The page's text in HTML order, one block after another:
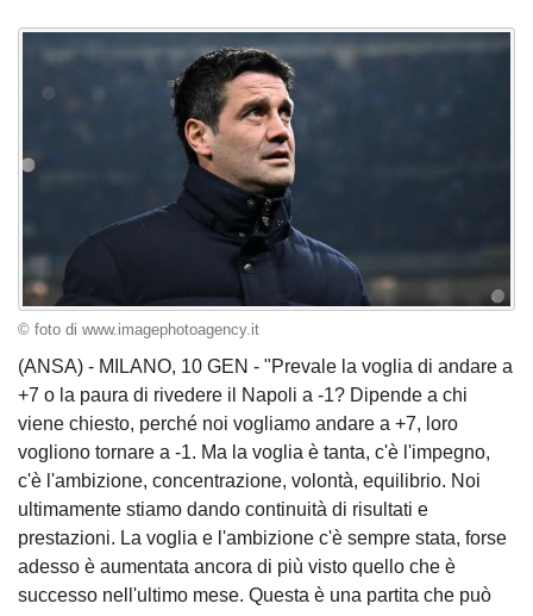
© foto di www.imagephotoagency.it
(ANSA) - MILANO, 10 GEN - "Prevale la voglia di andare a
+7 o la paura di rivedere il Napoli a -1? Dipende a chi
viene chiesto, perché noi vogliamo andare a +7, loro
vogliono tornare a -1. Ma la voglia è tanta, c'è l'impegno,
c'è l'ambizione, concentrazione, volontà, equilibrio. Noi
ultimamente stiamo dando continuità di risultati e
prestazioni. La voglia e l'ambizione c'è sempre stata, forse
adesso è aumentata ancora di più visto quello che è
successo nell'ultimo mese. Questa è una partita che può